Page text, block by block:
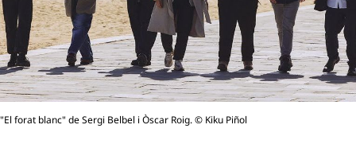
"El forat blanc" de Sergi Belbel i Òscar Roig. © Kiku Piñol